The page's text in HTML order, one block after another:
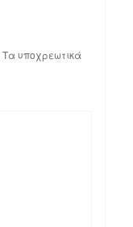
Τα υποχρεωτικά